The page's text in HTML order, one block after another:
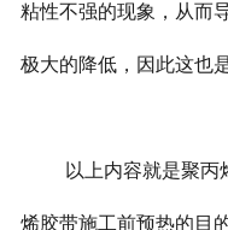
粘性不强的现象，从而
极大的降低，因此这也
以上内容就是聚
烯胶带施工前预热的目